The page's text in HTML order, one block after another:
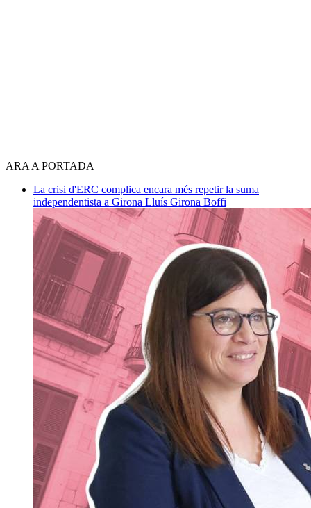
ARA A PORTADA
La crisi d'ERC complica encara més repetir la suma
independentista a Girona Lluís Girona Boffi